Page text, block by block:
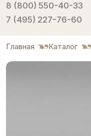
8 (800) 550-40-33
7 (495) 227-76-60
Главная Каталог